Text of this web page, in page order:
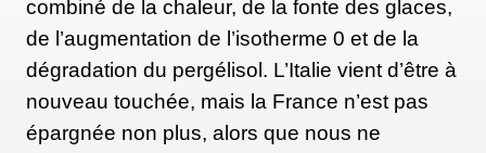
jours de déneigement » selon les organisateurs. Pour
contrebalancer autant que possible, cet impact, ils
estiment que le principal levier d’action est sur le
transport des spectateurs et des athlètes, qui
représente la plus grande part des émissions de
combiné de la chaleur, de la fonte des glaces,
de l’augmentation de l’isotherme 0 et de la
dégradation du pergélisol. L’Italie vient d’être à
nouveau touchée, mais la France n’est pas
épargnée non plus, alors que nous ne